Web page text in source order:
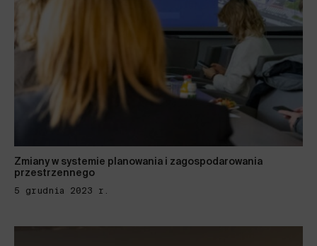
Zmiany w systemie planowania i zagospodarowania
przestrzennego
5 grudnia 2023 r.